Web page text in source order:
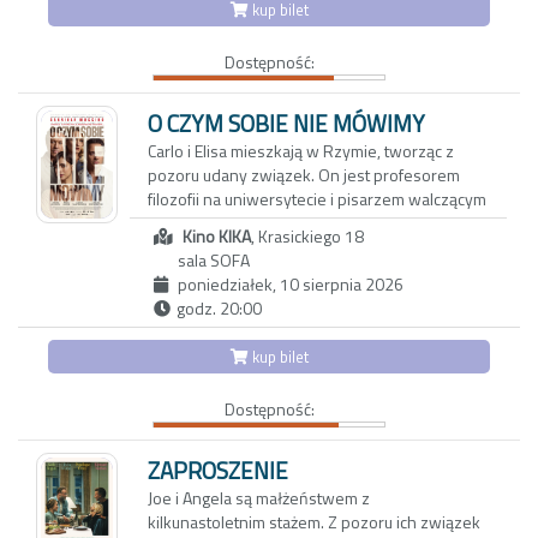
funduje widzom szokujący, emocjonalny
rollercoaster, po którym trudno dojść do
nie wrócą – i wspólne stawianie czoła
zachwyca bezpretensjonalnym humorem i
zdjęciami, oddającymi urok karpackiego
pogórza. Reżyserka tworzy wzruszający film o
pamięci, przyjaźni i przemijaniu. Portret
bohaterek, które są dla siebie wszystkim,
skłania do przewartościowania priorytetów i
spojrzenia na rzeczywistość z mniej
uczęszczanej strony
kup bilet
Dostępność:
O CZYM SOBIE NIE MÓWIMY
Carlo i Elisa mieszkają w Rzymie, tworząc z
pozoru udany związek. On jest profesorem
filozofii na uniwersytecie i pisarzem walczącym
z kryzysem twórczym. Ona z kolei to
utalentowana, błyskotliwa dziennikarka, której
felietony ukazują się w międzynarodowych
magazynach lifestylowych. Do ich trwającego
od dwóch dekad związku wkrada się coraz
więcej rutyny oraz dystansu.
wyjazd do Maroka w towarzystwie
wieloletnich przyjaciół: Anny i Paola oraz ich
trzynastoletniej córki Vittorii - inteligentnej,
dociekliwej i ekscentrycznej nastolatki.
Okazuje się, że także oni przeżywają poważny
Kino KIKA, Krasickiego 18
sala SOFA
poniedziałek, 10 sierpnia 2026
godz. 20:00
kup bilet
Dostępność:
ZAPROSZENIE
Joe i Angela są małżeństwem z
kilkunastoletnim stażem. Z pozoru ich związek